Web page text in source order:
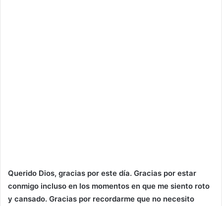
Querido Dios, gracias por este día. Gracias por estar
conmigo incluso en los momentos en que me siento roto
y cansado. Gracias por recordarme que no necesito